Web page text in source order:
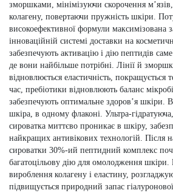
зморшками, мінімізуючи скорочення
колагену, повертаючи пружність шкіри.
високоефективної формули максимізована
інноваційній системі доставки на
забезпечують активацію і дію пептидів
де вони найбільше потрібні. Лінії й
відновлюється еластичність,
час, пребіотики відновлюють баланс
забезпечують оптимальне здоров’я шкіри.
шкіра, в одному флаконі. Ультра-
сироватка миттєво проникає в шкіру,
найкращих антивікових технологій. Після
сироватки 30%-ий пептидний комплекс
багатоцільову дію для омолодження шкіри.
вироблення колагену і еластину,
підвищується природний запас